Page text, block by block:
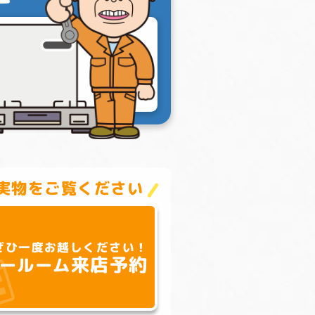
物をご覧ください
ひ一度お越しください！
ルーム来店予約